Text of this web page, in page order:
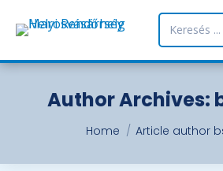
Search:
Author Archives:
You are here:
Home Article author